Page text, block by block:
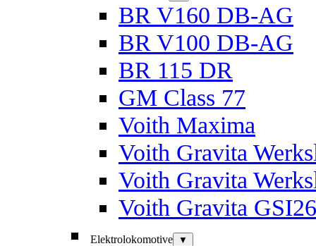
BR V160 DB-AG
BR V100 DB-AG
BR 115 DR
GM Class 77
Voith Maxima
Voith Gravita
Voith Gravita
Voith Gravita
Elektrolokomotive ▼